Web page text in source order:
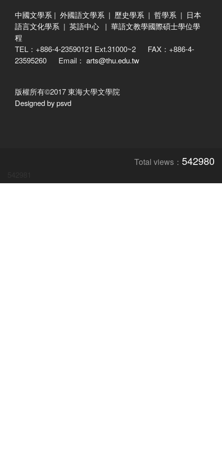
中國文學系 | 外國語文學系 | 歷史學系 | 哲學系 | 日本
語言文化學系 | 英語中心 | 華語文教學國際碩士學位學
程
TEL：+886-4-23590121 Ext.31000~2 FAX：+886-4-
23595260 Email： arts@thu.edu.tw
版權所有©2017 東海大學文學院
Designed by psvd
Total views： 542980